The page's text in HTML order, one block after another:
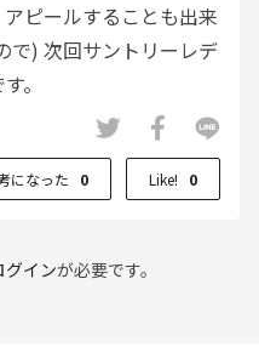
ピールすることも出来
で) 次回サントリーレデ
。
になった 0 Like! 0
グインが必要です。